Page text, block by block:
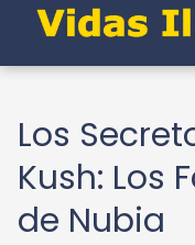
Los
Kush: Los
de Nubia